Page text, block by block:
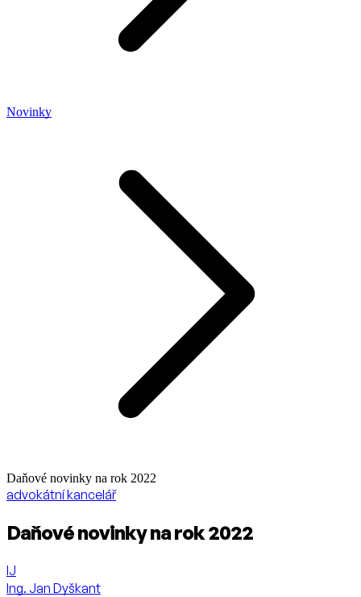
Novinky
Daňové novinky na rok 2022
advokátní kancelář
Daňové novinky na rok 2022
IJ
Ing. Jan Dyškant